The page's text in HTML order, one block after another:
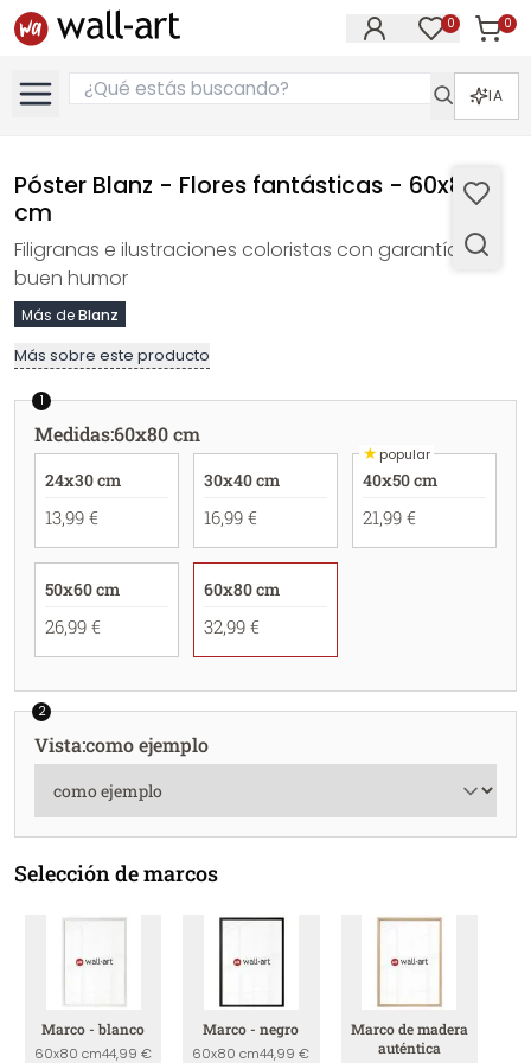
0 0
IA
Póster Blanz - Flores fantásticas - 60x80
cm
Filigranas e ilustraciones coloristas con garantía de
buen humor
Más deBlanz
Más sobre este producto
1
Medidas:60x80 cm
24x30 cm
13,99 €
30x40 cm
16,99 €
★popular
40x50 cm
21,99 €
50x60 cm
26,99 €
60x80 cm
32,99 €
2
Vista:como ejemplo
Selección de marcos
Marco - blanco
60x80 cm44,99 €
Marco - negro
60x80 cm44,99 €
Marco de madera
auténtica